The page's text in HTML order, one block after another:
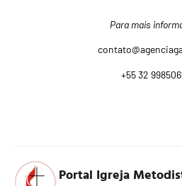
Para mais
+55 32
Portal Igreja